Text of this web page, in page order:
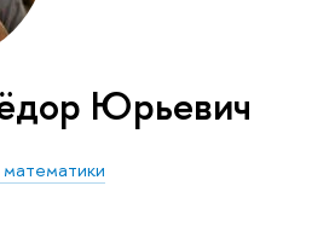
Юрьевич